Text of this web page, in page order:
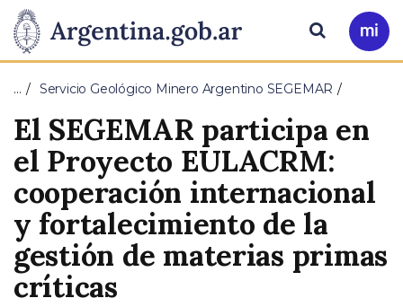
Presidencia
de
la
Nación
Pasar al contenido principal
Ir
a
Buscar
… Servicio Geológico Minero Argentino SEGEMAR
El SEGEMAR participa en
el Proyecto EULACRM:
cooperación internacional
y fortalecimiento de la
gestión de materias primas
críticas